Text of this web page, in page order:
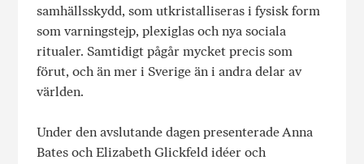
samhällsskydd, som utkristalliseras i fysisk form
som varningstejp, plexiglas och nya sociala
ritualer. Samtidigt pågår mycket precis som
förut, och än mer i Sverige än i andra delar av
världen.
Under den avslutande dagen presenterade Anna
Bates och Elizabeth Glickfeld idéer och